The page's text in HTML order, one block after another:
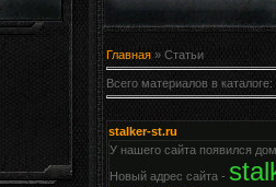
Главная » Статьи
Всего материалов в каталоге:
stalker-st.ru
У нашего сайта появился
Новый адрес сайта -